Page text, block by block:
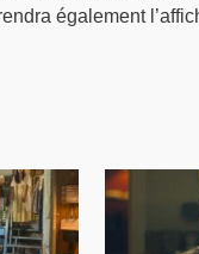
également